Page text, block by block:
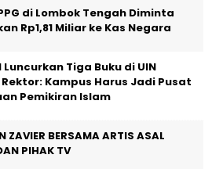
di Lombok Tengah Diminta
Rp1,81 Miliar ke Kas Negara
Luncurkan Tiga Buku di UIN
Kampus Harus Jadi Pusat
Pemikiran Islam
ZAVIER BERSAMA ARTIS ASAL
PIHAK TV